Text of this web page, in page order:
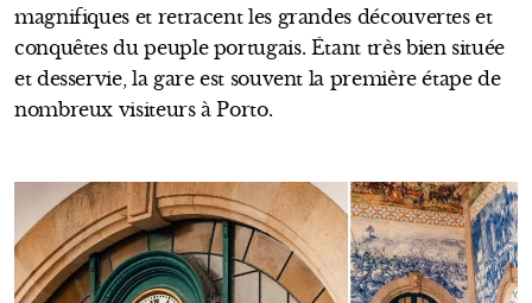
magnifiques et retracent les grandes découvertes et
conquêtes du peuple portugais. Étant très bien située
et desservie, la gare est souvent la première étape de
nombreux visiteurs à Porto.